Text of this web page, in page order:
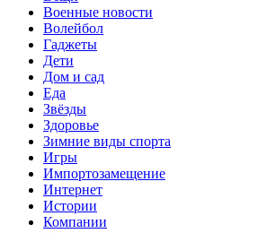
Военные новости
Волейбол
Гаджеты
Дети
Дом и сад
Еда
Звёзды
Здоровье
Зимние виды спорта
Игры
Импортозамещение
Интернет
Истории
Компании